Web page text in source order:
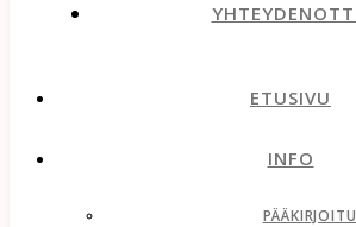
ETUSIVU
INFO